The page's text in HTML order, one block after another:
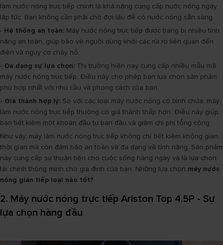
làm nước nóng trực tiếp chính là khả năng cung cấp nước nóng ngay
lập tức. Bạn không cần phải chờ đợi lâu để có nước nóng sẵn sàng.
- Hệ thống an toàn: Máy nước nóng trực tiếp được trang bị nhiều tính
năng an toàn, giúp bảo vệ người dùng khỏi các rủi ro liên quan đến
điện và nguy cơ cháy nổ.
- Đa dạng sự lựa chọn: Thị trường hiện nay cung cấp nhiều mẫu mã
máy nước nóng trực tiếp. Điều này cho phép bạn lựa chọn sản phẩm
phù hợp nhất với nhu cầu và phong cách của bạn.
- Giá thành hợp lý: So với các loại máy nước nóng có bình chứa, máy
làm nước nóng trực tiếp thường có giá thành thấp hơn. Điều này giúp
bạn tiết kiệm một khoản đầu tư ban đầu và giảm chi phí tổng cộng.
Như vậy, máy làm nước nóng trực tiếp không chỉ tiết kiệm không gian,
thời gian mà còn đảm bảo an toàn và đa dạng về tính năng. Sản phẩm
này cung cấp sự thuận tiện cho cuộc sống hàng ngày và là lựa chọn
tài chính thông minh cho gia đình của bạn. Những lựa chọn máy nước
nóng gián tiếp loại nào tốt?
2. Máy nước nóng trực tiếp Ariston Top 4.5P - Sự
lựa chọn hàng đầu